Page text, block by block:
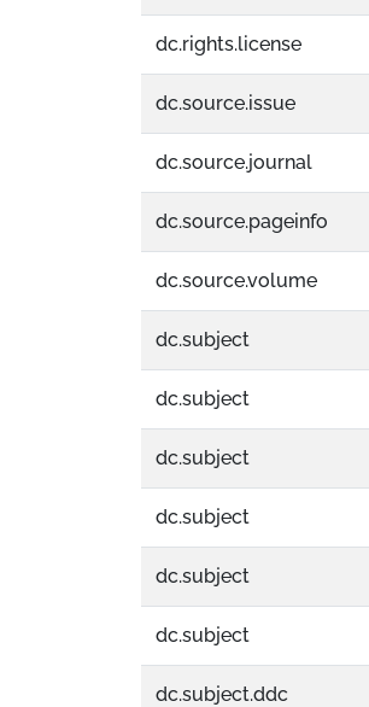
dc.rights.license
dc.source.issue
dc.source.journal
dc.source.pageinfo
dc.source.volume
dc.subject
dc.subject
dc.subject
dc.subject
dc.subject
dc.subject
dc.subject.ddc